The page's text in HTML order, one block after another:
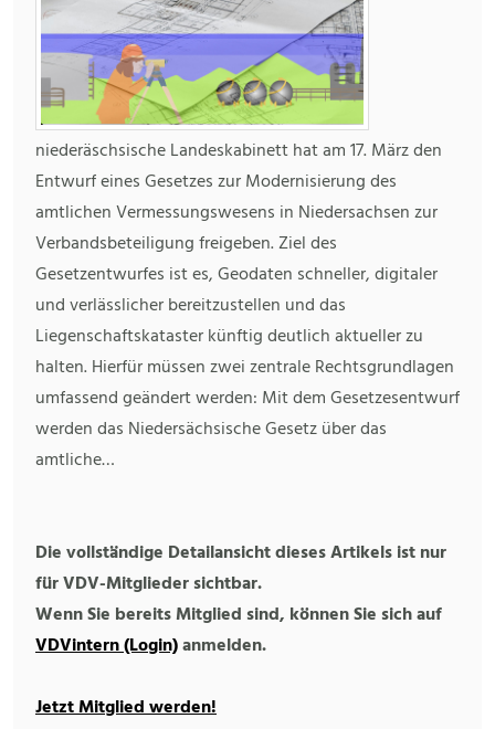
niederäschsische Landeskabinett hat am 17. März den
Entwurf eines Gesetzes zur Modernisierung des
amtlichen Vermessungswesens in Niedersachsen zur
Verbandsbeteiligung freigeben. Ziel des
Gesetzentwurfes ist es, Geodaten schneller, digitaler
und verlässlicher bereitzustellen und das
Liegenschaftskataster künftig deutlich aktueller zu
halten. Hierfür müssen zwei zentrale Rechtsgrundlagen
umfassend geändert werden: Mit dem Gesetzesentwurf
werden das Niedersächsische Gesetz über das
amtliche…
Die vollständige Detailansicht dieses Artikels ist nur
für VDV-Mitglieder sichtbar.
Wenn Sie bereits Mitglied sind, können Sie sich auf
VDVintern (Login)anmelden.
Jetzt Mitglied werden!